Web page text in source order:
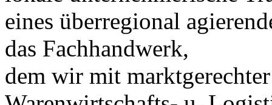
eines überregional
das Fachhandwerk,
dem wir mit